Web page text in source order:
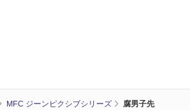
MFC ジーンピクシブシリーズ
腐男子先